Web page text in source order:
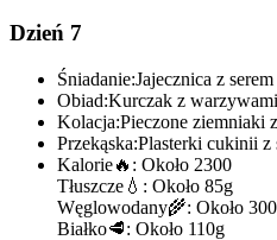
Dzień 7
Śniadanie:Jajecznica z
Obiad:Kurczak z
Kolacja:Pieczone ziemniaki
Przekąska:Plasterki cukinii z
Kalorie🔥: Około 2300
Tłuszcze 💧: Około 85g
Węglowodany🌾: Około
Białko🥩: Około 110g